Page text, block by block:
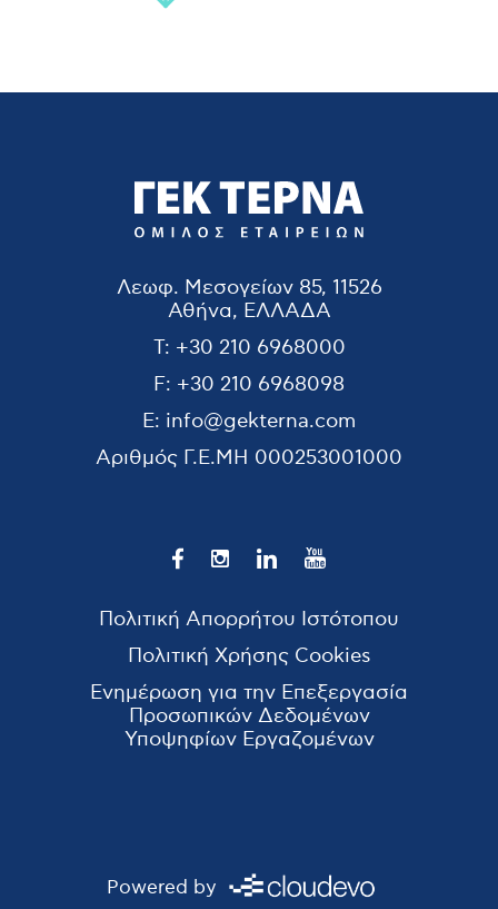
Λεωφ. Μεσογείων 85, 11526
Αθήνα, ΕΛΛΑΔΑ
T: +30 210 6968000
F: +30 210 6968098
E: info@gekterna.com
Αριθμός Γ.Ε.ΜΗ 000253001000
Πολιτική Απορρήτου Ιστότοπου
Πολιτική Χρήσης Cookies
Ενημέρωση για την Επεξεργασία
Προσωπικών Δεδομένων
Υποψηφίων Εργαζομένων
Powered by